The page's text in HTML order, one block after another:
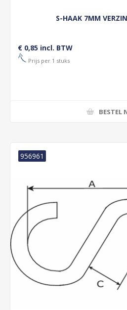
S-HAAK 7MM
€ 0,85 incl. BTW
Prijs per 1 stuks
BESTEL
956961